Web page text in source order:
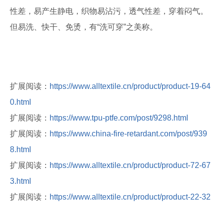
性差，易产生静电，织物易沾污，透气性差，穿着闷气。
但易洗、快干、免烫，有“洗可穿”之美称。
扩展阅读： https://www.alltextile.cn/product/product-19-64
0.html
扩展阅读： https://www.tpu-ptfe.com/post/9298.html
扩展阅读： https://www.china-fire-retardant.com/post/939
8.html
扩展阅读： https://www.alltextile.cn/product/product-72-67
3.html
扩展阅读： https://www.alltextile.cn/product/product-22-32